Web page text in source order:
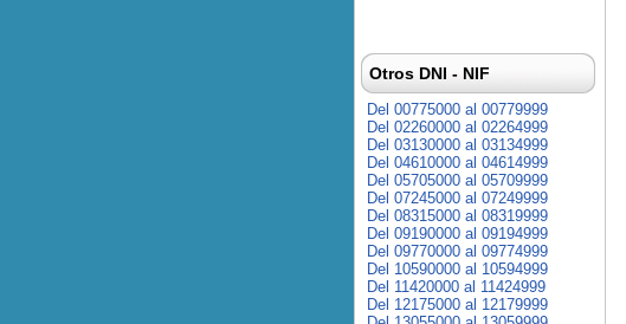
Otros DNI - NIF
Del 00775000 al 00779999
Del 02260000 al 02264999
Del 03130000 al 03134999
Del 04610000 al 04614999
Del 05705000 al 05709999
Del 07245000 al 07249999
Del 08315000 al 08319999
Del 09190000 al 09194999
Del 09770000 al 09774999
Del 10590000 al 10594999
Del 11420000 al 11424999
Del 12175000 al 12179999